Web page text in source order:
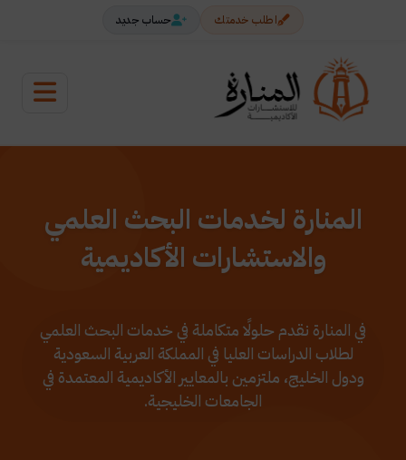
اطلب خدمتك حساب جديد
المنارة لخدمات البحث العلمي
والاستشارات الأكاديمية
في المنارة نقدم حلولًا متكاملة في خدمات البحث العلمي
لطلاب الدراسات العليا في المملكة العربية السعودية
ودول الخليج، ملتزمين بالمعايير الأكاديمية المعتمدة في
الجامعات الخليجية.